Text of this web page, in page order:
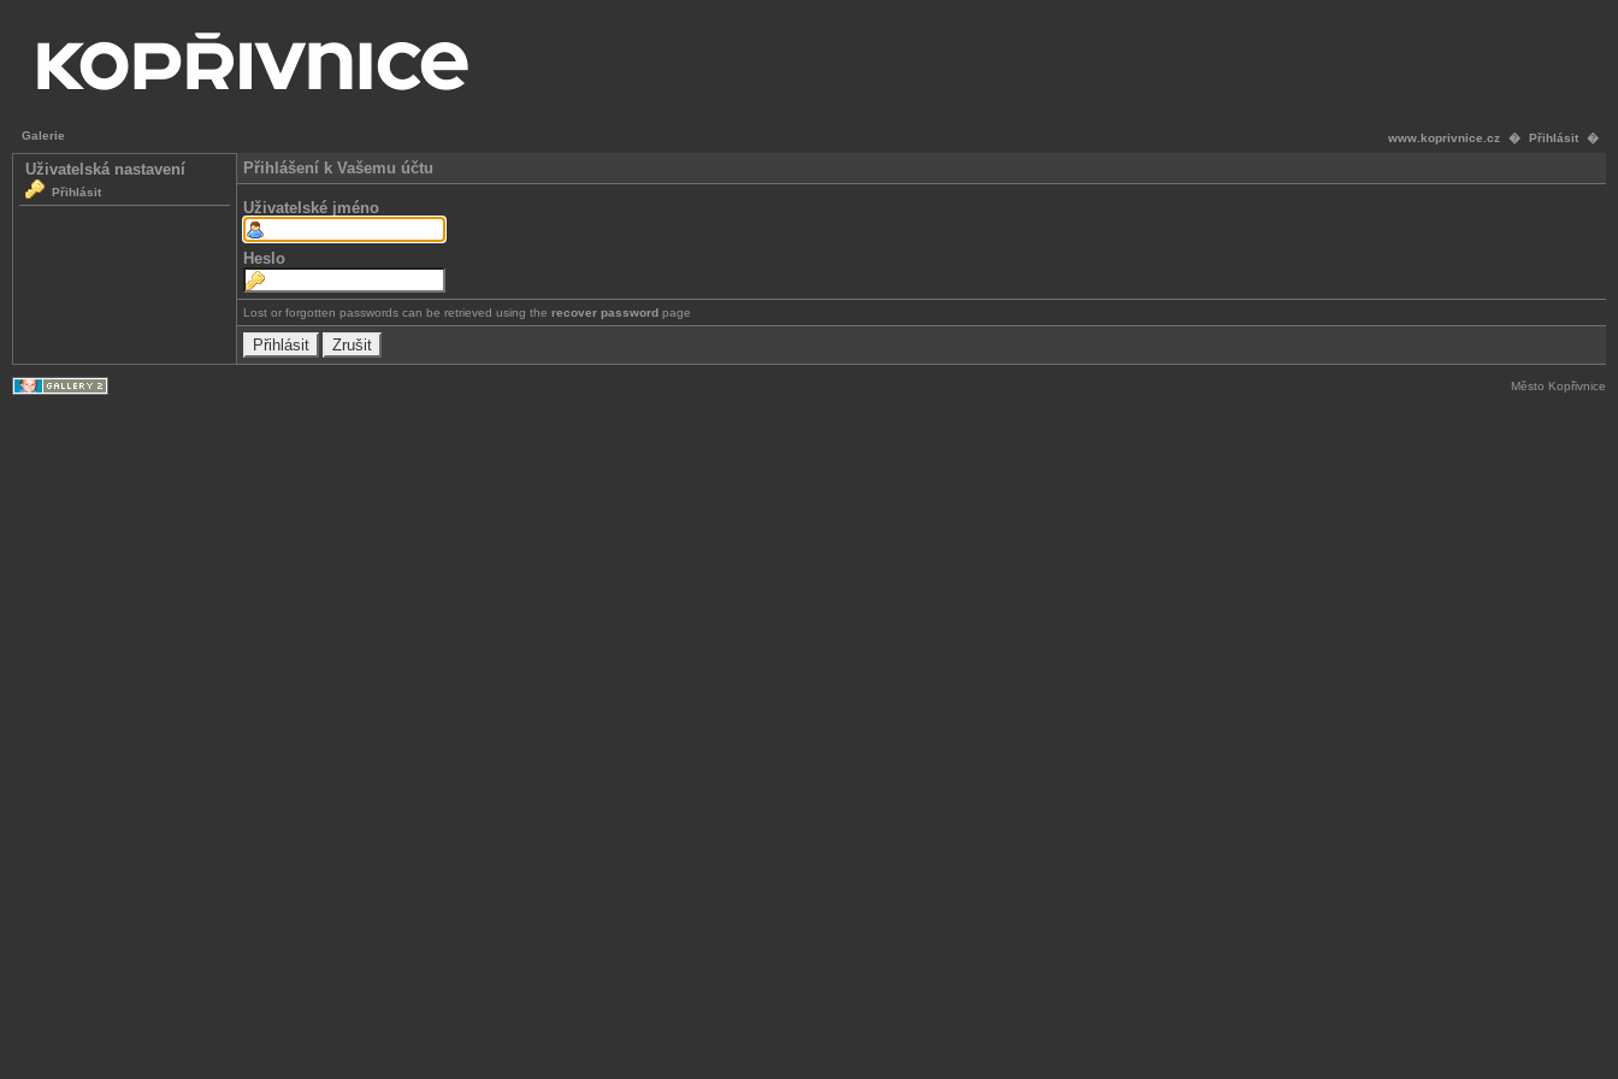
www.koprivnice.cz � Přihlásit �
Galerie
Uživatelská nastavení
Přihlásit
Přihlášení k Vašemu účtu
Uživatelské jméno
Heslo
Lost or forgotten passwords can be retrieved using the recover password page
Město Kopřivnice